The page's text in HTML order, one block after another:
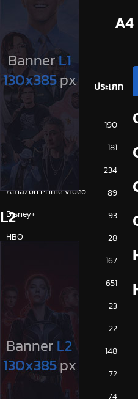
A4
ประเภท
การ์ตูน
190
ดูซีรี่ย์ 2025
181
ดูหนัง 2025
234
Amazon Prime Video
89
Disney+
93
HBO
28
167
NETFLIX
651
23
22
ซีรีย์ฝรั่ง
148
ซีรีย์เกาหลี
72
74
L2